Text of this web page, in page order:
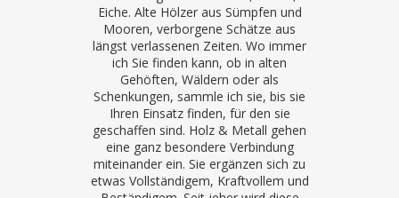
Eiche. Alte Hölzer aus Sümpfen und
Mooren, verborgene Schätze aus
längst verlassenen Zeiten. Wo immer
ich Sie finden kann, ob in alten
Gehöften, Wäldern oder als
Schenkungen, sammle ich sie, bis sie
Ihren Einsatz finden, für den sie
geschaffen sind. Holz & Metall gehen
eine ganz besondere Verbindung
miteinander ein. Sie ergänzen sich zu
etwas Vollständigem, Kraftvollem und